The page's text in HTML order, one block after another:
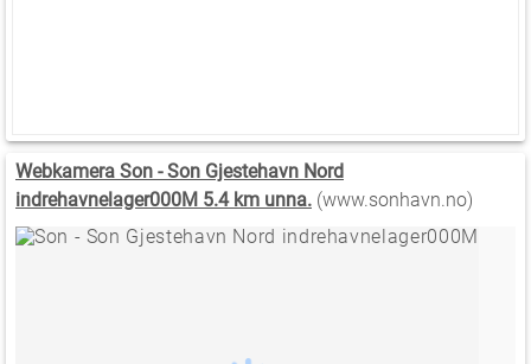
Webkamera Son - Son Gjestehavn Nord
indrehavnelager000M 5.4 km unna. (www.sonhavn.no)